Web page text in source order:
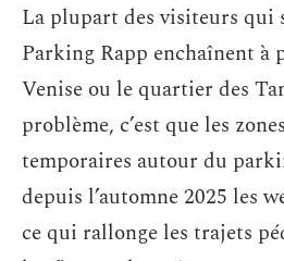
La plupart des visiteurs qui
Parking Rapp enchaînent à
Venise ou le quartier des
problème, c’est que les
temporaires autour du
depuis l’automne 2025 les
ce qui rallonge les trajets